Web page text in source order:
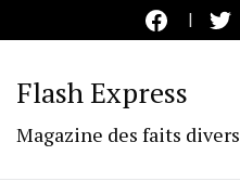
Flash Express
Magazine des faits divers